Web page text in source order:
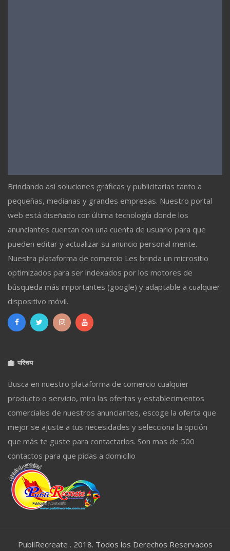
Brindando así soluciones gráficas y publicitarias tanto a
pequeñas, medianas y grandes empresas. Nuestro portal
web está diseñado con última tecnología donde los
anunciantes cuentan con una cuenta de usuario para que
pueden editar y actualizar su anuncio personal mente.
Nuestra plataforma de comercio Les brinda un micrositio
optimizados para ser indexados por los motores de
búsqueda más importantes (google) y adaptable a cualquier
dispositivo móvil.
परिचय
Busca en nuestro plataforma de comercio cualquier
producto o servicio, mira las ofertas y establecimientos
comerciales de nuestros anunciantes, escoge la oferta que
mejor se ajuste a tus necesidades y selecciona la opción
que más te guste para contactarlos. Son mas de 500
contactos para que pidas a domicilio
PubliRecreate . 2018. Todos los Derechos Reservados